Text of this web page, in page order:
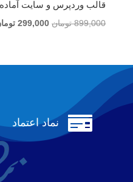
قالب وردپرس و سایت
899,000 تومان قیمت
بود.
299,000
 نماد اعتماد